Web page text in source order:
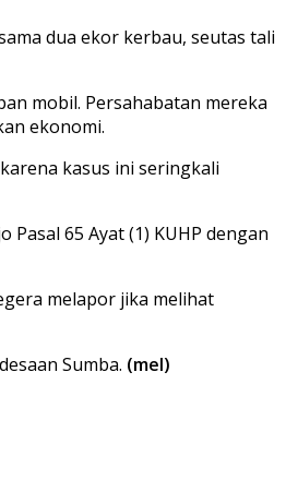
dua ekor kerbau, seutas tali
mobil. Persahabatan mereka
ekonomi.
kasus ini seringkali
65 Ayat (1) KUHP dengan
melapor jika melihat
Sumba. (mel)